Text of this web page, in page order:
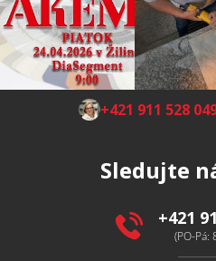
+421 911 528
Sledujte
+421
(PO-Pá: